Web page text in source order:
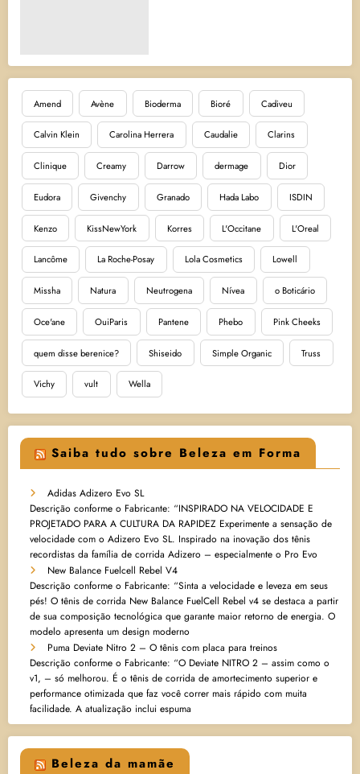
Amend Avène Bioderma Bioré Cadiveu
Calvin Klein Carolina Herrera Caudalie Clarins
Clinique Creamy Darrow dermage Dior
Eudora Givenchy Granado Hada Labo ISDIN
Kenzo KissNewYork Korres L'Occitane L'Oreal
Lancôme La Roche-Posay Lola Cosmetics Lowell
Missha Natura Neutrogena Nívea o Boticário
Oce'ane OuiParis Pantene Phebo Pink Cheeks
quem disse berenice? Shiseido Simple Organic Truss
Vichy vult Wella
Saiba tudo sobre Beleza em Forma
Adidas Adizero Evo SL
Descrição conforme o Fabricante: “INSPIRADO NA VELOCIDADE E
PROJETADO PARA A CULTURA DA RAPIDEZ Experimente a sensação de
velocidade com o Adizero Evo SL. Inspirado na inovação dos tênis
recordistas da família de corrida Adizero – especialmente o Pro Evo
New Balance Fuelcell Rebel V4
Descrição conforme o Fabricante: “Sinta a velocidade e leveza em seus
pés! O tênis de corrida New Balance FuelCell Rebel v4 se destaca a partir
de sua composição tecnológica que garante maior retorno de energia. O
modelo apresenta um design moderno
Puma Deviate Nitro 2 – O tênis com placa para treinos
Descrição conforme o Fabricante: “O Deviate NITRO 2 – assim como o
v1, – só melhorou. É o tênis de corrida de amortecimento superior e
performance otimizada que faz você correr mais rápido com muita
facilidade. A atualização inclui espuma
Beleza da mamãe